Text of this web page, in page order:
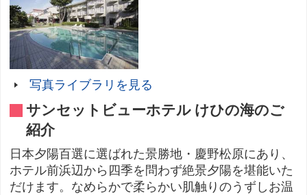
写真ライブラリを見る
サンセットビューホテル けひの海のご
紹介
日本夕陽百選に選ばれた景勝地・慶野松原にあり、
ホテル前浜辺から四季を問わず絶景夕陽を堪能いた
だけます。なめらかで柔らかい肌触りのうずしお温